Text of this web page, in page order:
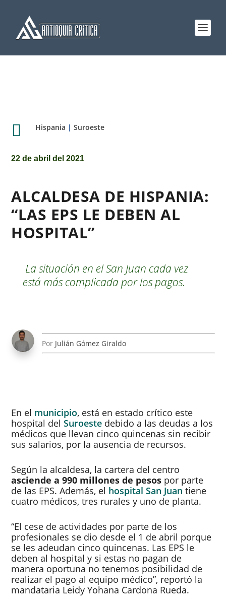
 Hispania | Suroeste
22 de abril del 2021
ALCALDESA DE HISPANIA:
“LAS EPS LE DEBEN AL
HOSPITAL”
La situación en el San Juan cada vez
está más complicada por los pagos.
Por Julián Gómez Giraldo
En el municipio, está en estado crítico este
hospital delSuroeste debido a las deudas a los
médicos que llevan cinco quincenas sin recibir
sus salarios, por la ausencia de recursos.
Según la alcaldesa, la cartera del centro
asciende a 990 millones de pesos por parte
de las EPS. Además, el hospital San Juan tiene
cuatro médicos, tres rurales y uno de planta.
“El cese de actividades por parte de los
profesionales se dio desde el 1 de abril porque
se les adeudan cinco quincenas. Las EPS le
deben al hospital y si estas no pagan de
manera oportuna no tenemos posibilidad de
realizar el pago al equipo médico”, reportó la
mandataria Leidy Yohana Cardona Rueda.